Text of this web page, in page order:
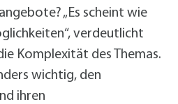
„Es scheint wie
verdeutlicht
Komplexität des Themas.
wichtig, den
ihren